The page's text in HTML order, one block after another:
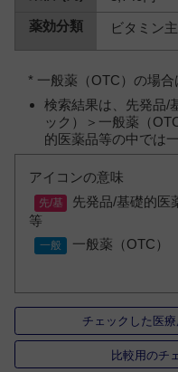
ビタミン
* 一般薬（OTC）の場
検索結果は、先発品/
ック）＞一般薬（
的医薬品等の中では
アイコンの意味
先発品/基礎的医
等
一般薬（OTC）
チェックした医
比較用のチ